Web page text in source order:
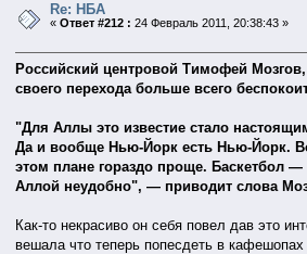
Re: НБА
«Ответ #212 : 24 Февраль 2011, 20:38:43 »
Российский центровой Тимофей
своего перехода больше всего
"Для Аллы это известие стало
Да и вообще Нью-Йорк есть Нью-Йорк.
этом плане гораздо проще. Баскетбол
Аллой неудобно", — приводит слова
Как-то некрасиво он себя повел дав это
вешала что теперь попесдеть в